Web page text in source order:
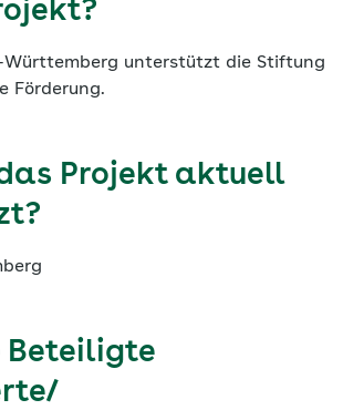
Württemberg unterstützt die Stiftung
Förderung.
Projekt aktuell
Beteiligte